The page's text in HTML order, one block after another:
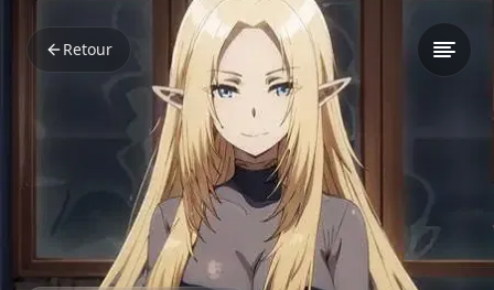
Retour